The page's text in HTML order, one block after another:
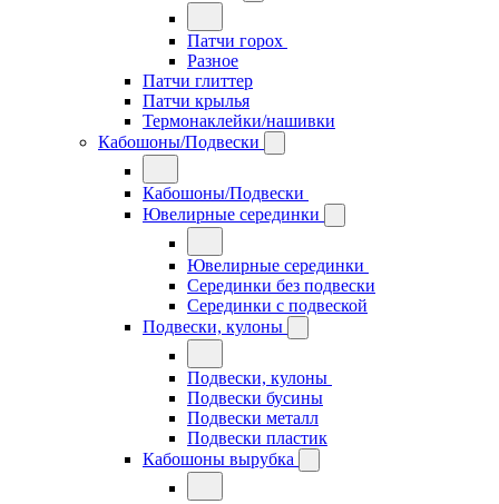
Патчи горох
Разное
Патчи глиттер
Патчи крылья
Термонаклейки/нашивки
Кабошоны/Подвески
Кабошоны/Подвески
Ювелирные серединки
Ювелирные серединки
Серединки без подвески
Серединки с подвеской
Подвески, кулоны
Подвески, кулоны
Подвески бусины
Подвески металл
Подвески пластик
Кабошоны вырубка